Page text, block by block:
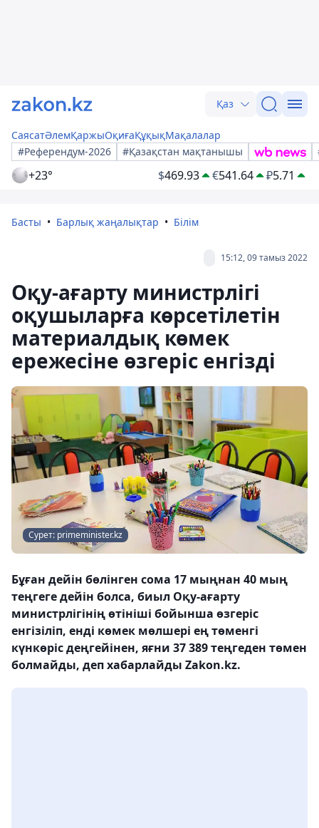
Қаз
СаясатӘлемҚаржыОқиғаҚұқықМақалалар
#Референдум-2026
#Қазақстан мақтанышы
+23° $469.93 €541.64 ₽5.71
Басты Барлық жаңалықтар Білім
15:12, 09 тамыз 2022
Оқу-ағарту министрлігі
оқушыларға көрсетілетін
материалдық көмек
ережесіне өзгеріс енгізді
Сурет: primeminister.kz
Бұған дейін бөлінген сома 17 мыңнан 40 мың
теңгеге дейін болса, биыл Оқу-ағарту
министрлігінің өтініші бойынша өзгеріс
енгізіліп, енді көмек мөлшері ең төменгі
күнкөріс деңгейінен, яғни 37 389 теңгеден төмен
болмайды, деп хабарлайды Zakon.kz.